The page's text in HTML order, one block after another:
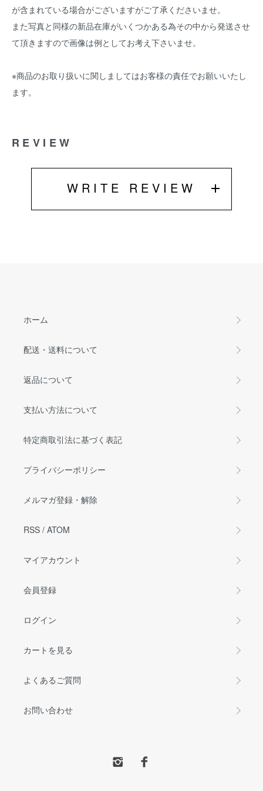
が含まれている場合がございますがご了承くださいませ。
また写真と同様の新品在庫がいくつかある為その中から発送させ
て頂きますので画像は例としてお考え下さいませ。
※商品のお取り扱いに関しましてはお客様の責任でお願いいたし
ます。
REVIEW
WRITE REVIEW
ホーム
配送・送料について
返品について
支払い方法について
特定商取引法に基づく表記
プライバシーポリシー
メルマガ登録・解除
RSS / ATOM
マイアカウント
会員登録
ログイン
カートを見る
よくあるご質問
お問い合わせ